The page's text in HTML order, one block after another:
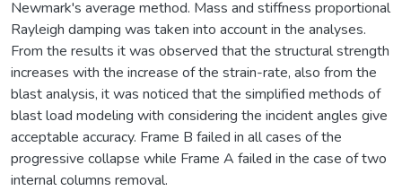
Newmark's average method. Mass and stiffness proportional
Rayleigh damping was taken into account in the analyses.
From the results it was observed that the structural strength
increases with the increase of the strain-rate, also from the
blast analysis, it was noticed that the simplified methods of
blast load modeling with considering the incident angles give
acceptable accuracy. Frame B failed in all cases of the
progressive collapse while Frame A failed in the case of two
internal columns removal.